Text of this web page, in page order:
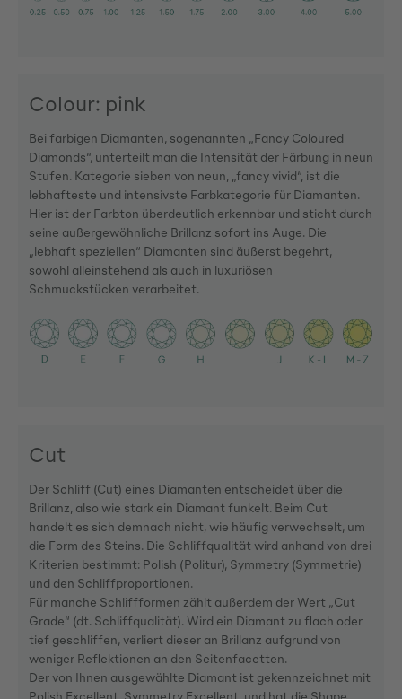
Colour: pink
Bei farbigen Diamanten, sogenannten „Fancy Coloured
Diamonds“, unterteilt man die Intensität der Färbung in neun
Stufen. Kategorie sieben von neun, „fancy vivid“, ist die
lebhafteste und intensivste Farbkategorie für Diamanten.
Hier ist der Farbton überdeutlich erkennbar und sticht durch
seine außergewöhnliche Brillanz sofort ins Auge. Die
„lebhaft speziellen“ Diamanten sind äußerst begehrt,
sowohl alleinstehend als auch in luxuriösen
Schmuckstücken verarbeitet.
Cut
Der Schliff (Cut) eines Diamanten entscheidet über die
Brillanz, also wie stark ein Diamant funkelt. Beim Cut
handelt es sich demnach nicht, wie häufig verwechselt, um
die Form des Steins. Die Schliffqualität wird anhand von drei
Kriterien bestimmt: Polish (Politur), Symmetry (Symmetrie)
und den Schliffproportionen.
Für manche Schliffformen zählt außerdem der Wert „Cut
Grade“ (dt. Schliffqualität). Wird ein Diamant zu flach oder
tief geschliffen, verliert dieser an Brillanz aufgrund von
weniger Reflektionen an den Seitenfacetten.
Der von Ihnen ausgewählte Diamant ist gekennzeichnet mit
Polish Excellent, Symmetry Excellent, und hat die Shape .